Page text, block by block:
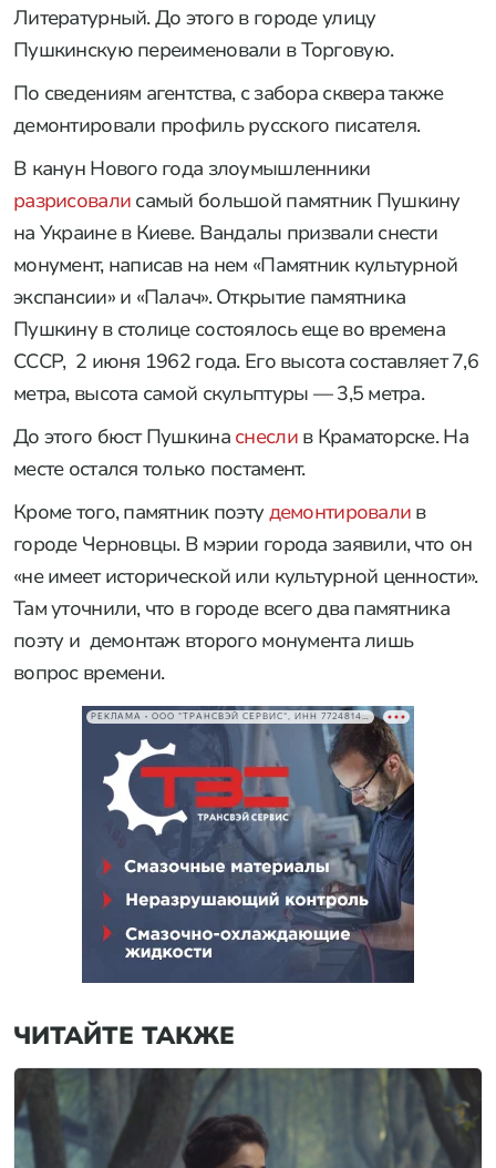
Литературный. До этого в городе улицу
Пушкинскую переименовали в Торговую.
По сведениям агентства, с забора сквера также
демонтировали профиль русского писателя.
В канун Нового года злоумышленники
разрисовали самый большой памятник Пушкину
на Украине в Киеве. Вандалы призвали снести
монумент, написав на нем «Памятник культурной
экспансии» и «Палач». Открытие памятника
Пушкину в столице состоялось еще во времена
СССР, 2 июня 1962 года. Его высота составляет 7,6
метра, высота самой скульптуры — 3,5 метра.
До этого бюст Пушкина снеслив Краматорске. На
месте остался только постамент.
Кроме того, памятник поэтудемонтировали в
городе Черновцы. В мэрии города заявили, что он
«не имеет исторической или культурной ценности».
Там уточнили, что в городе всего два памятника
поэту и демонтаж второго монумента лишь
вопрос времени.
РЕКЛАМА • ООО "ТРАНСВЭЙ СЕРВИС", ИНН 7724814198
ЧИТАЙТЕ ТАКЖЕ